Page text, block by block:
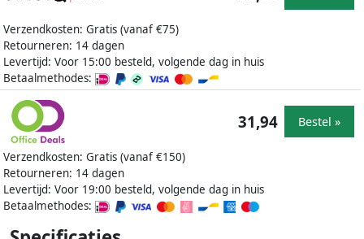
Verzendkosten: Gratis (vanaf €75)
Retourneren: 14 dagen
Levertijd: Voor 15:00 besteld, volgende dag in huis
Betaalmethodes:
Verzendkosten: Gratis (vanaf €150)
Retourneren: 14 dagen
Levertijd: Voor 19:00 besteld, volgende dag in huis
Betaalmethodes:
31,94 Bestel »